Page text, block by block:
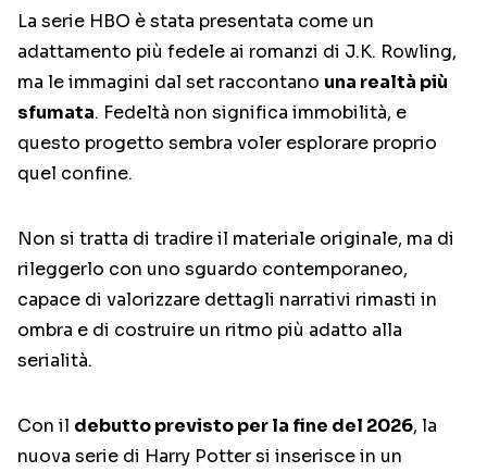
La serie HBO è stata presentata come un
adattamento più fedele ai romanzi di J.K. Rowling,
ma le immagini dal set raccontano una realtà più
sfumata. Fedeltà non significa immobilità, e
questo progetto sembra voler esplorare proprio
quel confine.
Non si tratta di tradire il materiale originale, ma di
rileggerlo con uno sguardo contemporaneo,
capace di valorizzare dettagli narrativi rimasti in
ombra e di costruire un ritmo più adatto alla
serialità.
Con il debutto previsto per la fine del 2026, la
nuova serie di Harry Potter si inserisce in un